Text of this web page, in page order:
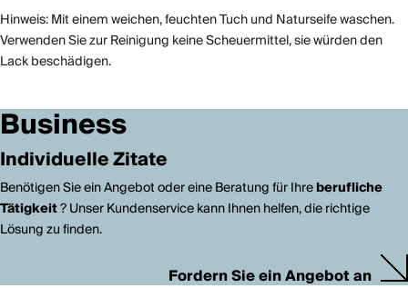
Hinweis: Mit einem weichen, feuchten Tuch und Naturseife waschen.
Verwenden Sie zur Reinigung keine Scheuermittel, sie würden den
Lack beschädigen.
Business
Individuelle Zitate
Benötigen Sie ein Angebot oder eine Beratung für Ihreberufliche
Tätigkeit? Unser Kundenservice kann Ihnen helfen, die richtige
Lösung zu finden.
Fordern Sie ein Angebot an